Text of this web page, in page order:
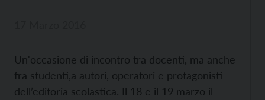
Un'occasione di incontro tra docenti, ma anche
fra studenti,a autori, operatori e protagonisti
dell’editoria scolastica. Il 18 e il 19 marzo il